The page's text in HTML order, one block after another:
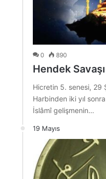
0 890
Hendek Savaşı
Hicretin 5. senesi, 29
Harbinden iki yıl
İslâmî gelişmenin…
19 Mayıs